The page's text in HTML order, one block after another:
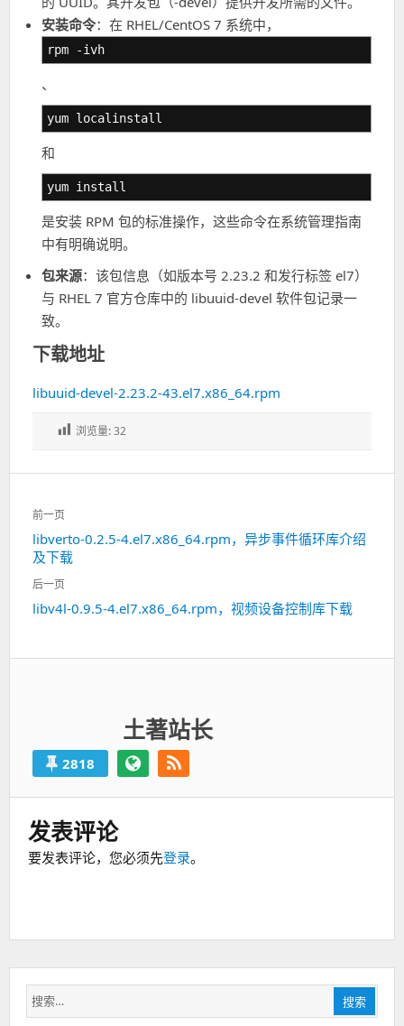
安装命令：在 RHEL/CentOS 7 系统中，
rpm -ivh
、
yum localinstall
和
yum install
是安装 RPM 包的标准操作，这些命令在系统管理指南
中有明确说明。
包来源：该包信息（如版本号 2.23.2 和发行标签 el7）
与 RHEL 7 官方仓库中的 libuuid-devel 软件包记录一
致。
下载地址
libuuid-devel-2.23.2-43.el7.x86_64.rpm
浏览量:32
文
章
导
航
前一页
上
一
篇：
libverto-0.2.5-4.el7.x86_64.rpm，异步事件循环库介绍
及下载
后一页
下
libv4l-0.9.5-4.el7.x86_64.rpm，视频设备控制库下载
土著站长
2818
发表评论
要发表评论，您必须先登录。
搜
索：
搜索